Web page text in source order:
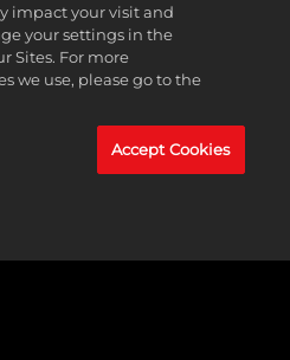
impact your visit and
your settings in the
Sites. For more
we use, please go to the
Accept Cookies